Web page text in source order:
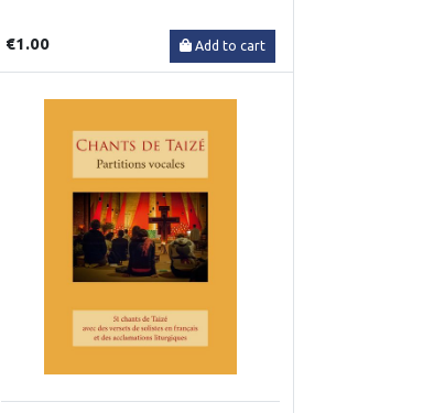
€1.00 Add to cart